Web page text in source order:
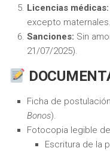
Licencias médicas:
excepto maternales.
Sanciones: Sin
21/07/2025).
Ficha de
Bonos).
Fotocopia legible
Escritura de la